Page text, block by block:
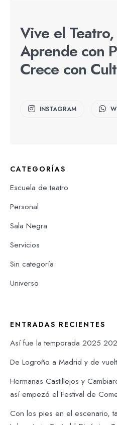
Vive el Teatro,
Aprende con
Crece con
INSTAGRAM
CATEGORÍAS
Escuela de teatro
Personal
Sala Negra
Servicios
Sin categoría
Universo
ENTRADAS RECIENTES
Así fue la temporada 2025
De Logroño a Madrid y de
Hermanas Castillejos y
así empezó el Festival de
Con los pies en el escenario,